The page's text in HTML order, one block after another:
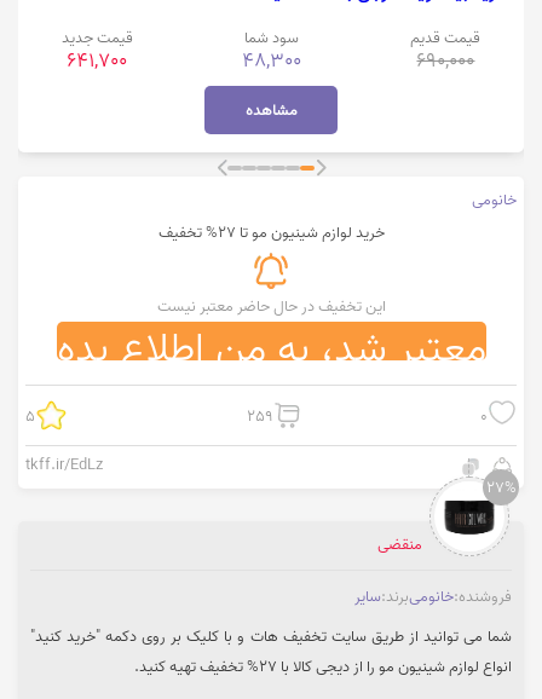
قیمت قدیم
690,000
سود شما
48,300
قیمت جدید
641,700
مشاهده
خانومی
خرید لوازم شینیون مو تا 27% تخفیف
این تخفیف در حال حاضر معتبر نیست
معتبر شد، به من اطلاع بده
0
259
5
tkff.ir/EdLz
27%
منقضی
فروشنده:خانومیبرند:سایر
شما می توانید از طریق سایت تخفیف هات و با کلیک بر روی دکمه "خرید کنید"
انواع لوازم شینیون مو را از دیجی کالا با 27% تخفیف تهیه کنید.